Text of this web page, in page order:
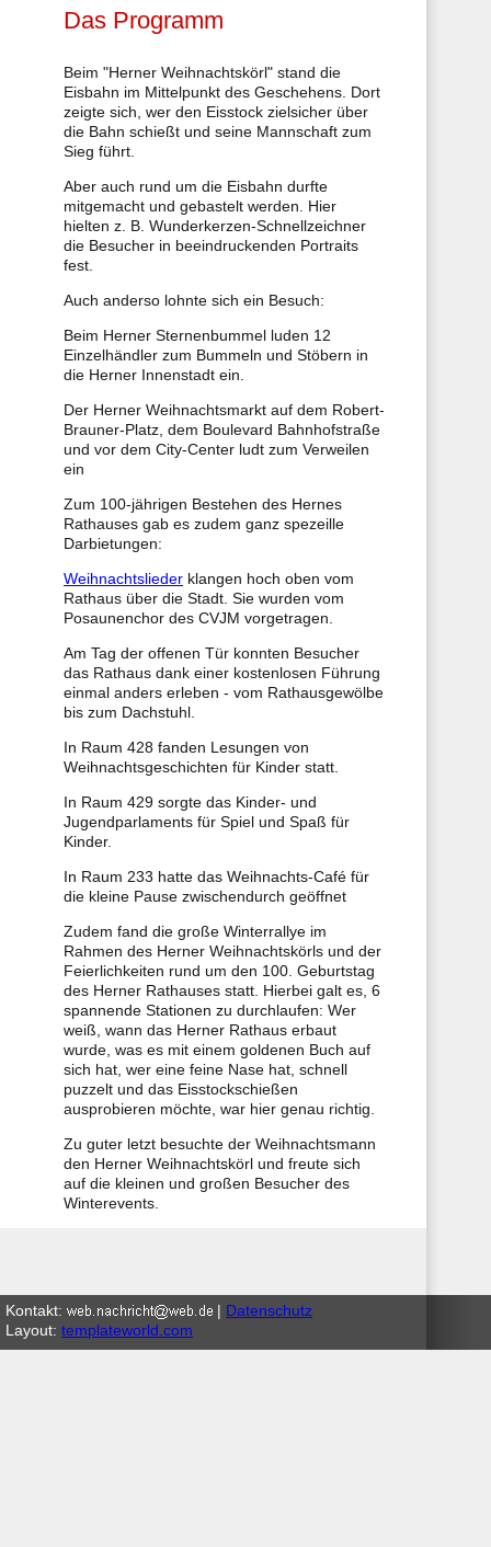
Das Programm
Beim "Herner Weihnachtskörl" stand die
Eisbahn im Mittelpunkt des Geschehens. Dort
zeigte sich, wer den Eisstock zielsicher über
die Bahn schießt und seine Mannschaft zum
Sieg führt.
Aber auch rund um die Eisbahn durfte
mitgemacht und gebastelt werden. Hier
hielten z. B. Wunderkerzen-Schnellzeichner
die Besucher in beeindruckenden Portraits
fest.
Auch anderso lohnte sich ein Besuch:
Beim Herner Sternenbummel luden 12
Einzelhändler zum Bummeln und Stöbern in
die Herner Innenstadt ein.
Der Herner Weihnachtsmarkt auf dem Robert-
Brauner-Platz, dem Boulevard Bahnhofstraße
und vor dem City-Center ludt zum Verweilen
ein
Zum 100-jährigen Bestehen des Hernes
Rathauses gab es zudem ganz spezeille
Darbietungen:
Weihnachtslieder klangen hoch oben vom
Rathaus über die Stadt. Sie wurden vom
Posaunenchor des CVJM vorgetragen.
Am Tag der offenen Tür konnten Besucher
das Rathaus dank einer kostenlosen Führung
einmal anders erleben - vom Rathausgewölbe
bis zum Dachstuhl.
In Raum 428 fanden Lesungen von
Weihnachtsgeschichten für Kinder statt.
In Raum 429 sorgte das Kinder- und
Jugendparlaments für Spiel und Spaß für
Kinder.
In Raum 233 hatte das Weihnachts-Café für
die kleine Pause zwischendurch geöffnet
Zudem fand die große Winterrallye im
Rahmen des Herner Weihnachtskörls und der
Feierlichkeiten rund um den 100. Geburtstag
des Herner Rathauses statt. Hierbei galt es, 6
spannende Stationen zu durchlaufen: Wer
weiß, wann das Herner Rathaus erbaut
wurde, was es mit einem goldenen Buch auf
sich hat, wer eine feine Nase hat, schnell
puzzelt und das Eisstockschießen
ausprobieren möchte, war hier genau richtig.
Zu guter letzt besuchte der Weihnachtsmann
den Herner Weihnachtskörl und freute sich
auf die kleinen und großen Besucher des
Winterevents.
Kontakt: | Datenschutz
Layout: templateworld.com